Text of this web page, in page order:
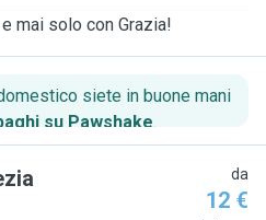
mai solo con Grazia!
siete in buone mani
su Pawshake.
da
12 €